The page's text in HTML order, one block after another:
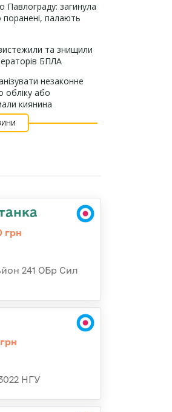
Павлограду: загинула
палають
та знищили
БПЛА
незаконне
обліку або
киянина
грн
241 ОБр Сил
НГУ